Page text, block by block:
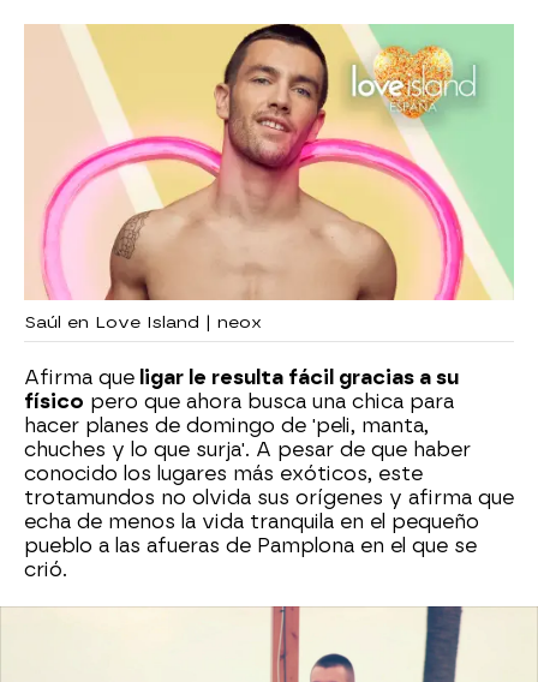
Saúl en Love Island | neox
Afirma que ligar le resulta fácil gracias a su
físico pero que ahora busca una chica para
hacer planes de domingo de 'peli, manta,
chuches y lo que surja'. A pesar de que haber
conocido los lugares más exóticos, este
trotamundos no olvida sus orígenes y afirma que
echa de menos la vida tranquila en el pequeño
pueblo a las afueras de Pamplona en el que se
crió.